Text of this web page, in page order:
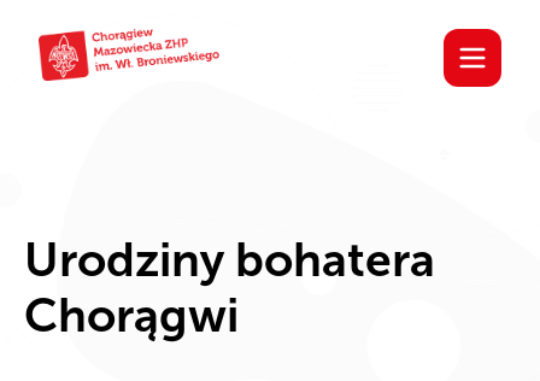
Urodziny bohatera
Chorągwi